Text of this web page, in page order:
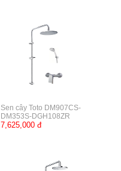
Sen cây Toto DM907CS-
DM353S-DGH108ZR
7,625,000 đ